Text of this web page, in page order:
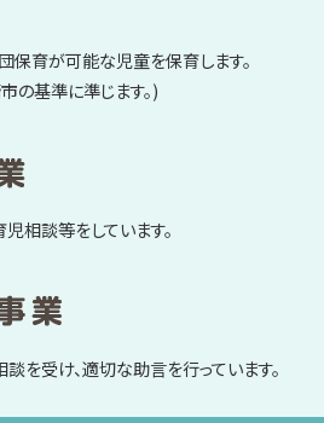
保育が可能な児童を保育します。
の基準に準じます。)
相談等をしています。
を受け、適切な助言を行っています。